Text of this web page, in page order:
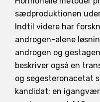
sædproduktionen
Indtil videre har
androgen-alene
androgen og
beskriver også en
og segesteronacetat
kandidat; en